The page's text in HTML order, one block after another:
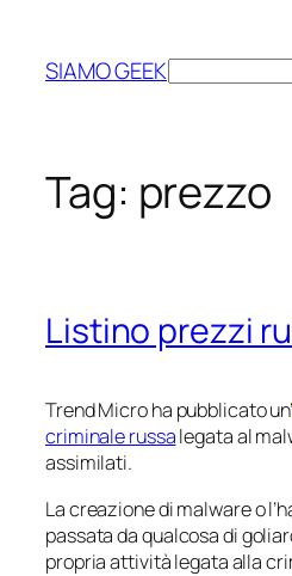
contenuto
SIAMO GEEKCerca
Tag: prezzo
Listino prezzi
Trend Micro ha pubblicato
criminale russalegata al
assimilati.
La creazione di malware o
passata da qualcosa di
propria attività legata alla